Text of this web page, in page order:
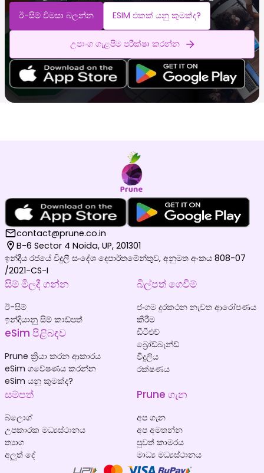
ඊ-සිම් විමසා බලන්න ESIM එකක් යනු කුමක්ද?
උපාංග ගැළපීම පරීක්ෂා කරන්න
contact@prune.co.in
B-6 Sector 4 Noida, UP, 201301
ඉන්දීය රජයේ විදුලි සංදේශ දෙපාර්තමේන්තුව, අනුමත අංකය 808-07
/2021-CS-I
සිම් මිලදී ගන්න
ඊ-සිම්
ඉන්දියානු සිම් කාඩ්පත්
eSim පිළිබඳව
Prune ක්‍රියා කරන ආකාරය
eSim ගවේෂණය කරන්න
eSim යනු කුමක්ද?
බිල්පත් ගෙවීම්
ජංගම දුරකථන නැවත ආරෝපණය
කිරීම
ඩීටීඑච්
බ්‍රෝඩ්බෑන්ඩ්
විදුලිය
රක්ෂණය
සම්පත්
බ්ලොග්
උපකාරක මධ්‍යස්ථානය
ත්‍යාග
අලුත් දේ
Prune ගැන
අප ගැන
අප අමතන්න
පුවත් කාමරය
මාධ්‍ය මධ්‍යස්ථානය